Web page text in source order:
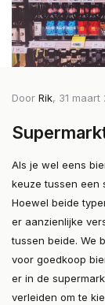
Door Rik, 31 maart
Als je wel eens
keuze tussen een
Hoewel beide
er aanzienlijke
tussen beide. We
voor goedkoop
er in de
verleiden om te